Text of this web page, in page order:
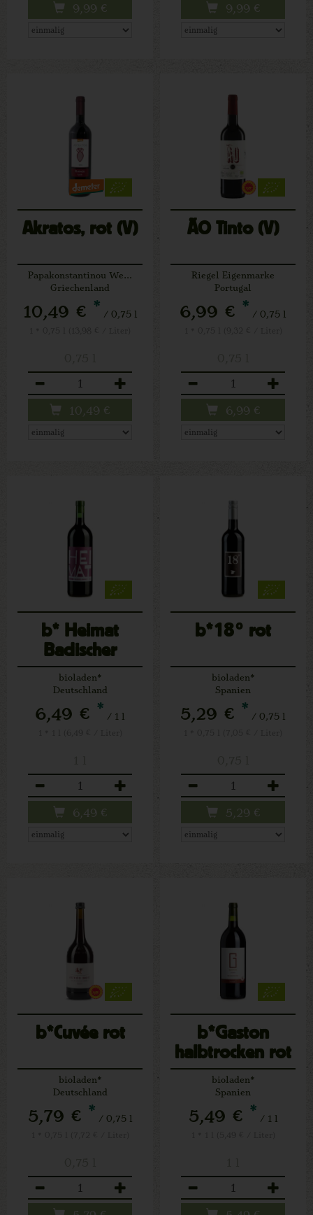
9,99 € 9,99 €
Akratos, rot (V)
Papakonstantinou Weingut
Griechenland
10,49 € * / 0,75 l
10,49 €
ÃO Tinto (V)
Riegel Eigenmarke
Portugal
6,99 € * / 0,75 l
6,99 €
b* Heimat
Badischer
Landwein rot
bioladen*
Deutschland
6,49 € * / 1 l
6,49 €
b*18° rot
bioladen*
Spanien
5,29 € * / 0,75 l
5,29 €
b*Cuvée rot
bioladen*
Deutschland
5,79 € * / 0,75 l
b*Gaston
halbtrocken rot
bioladen*
Spanien
5,49 € * / 1 l